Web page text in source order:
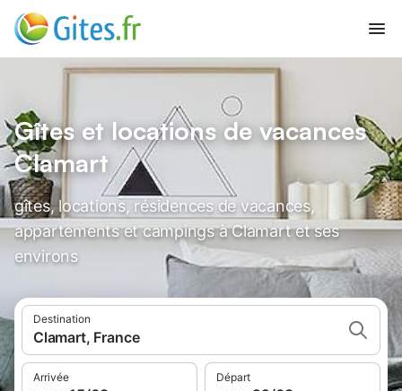
Gîtes et locations de vacances
Clamart
gîtes, locations, résidences de vacances,
appartements et campings à Clamart et ses
environs
Destination
Clamart, France
Arrivée Départ